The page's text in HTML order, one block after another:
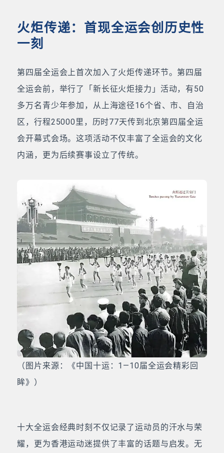
火炬传递：首现全运会创历史性
一刻
第四届全运会上首次加入了火炬传递环节。第四届
全运会前，举行了「新长征火炬接力」活动，有50
多万名青少年参加，从上海途径16个省、市、自治
区，行程25000里，历时77天传到北京第四届全运
会开幕式会场。这项活动不仅丰富了全运会的文化
内涵，更为后续赛事设立了传统。
（图片来源：《中国十运：1—10届全运会精彩回
眸》）
十大全运会经典时刻不仅记录了运动员的汗水与荣
耀，更为香港运动迷提供了丰富的话题与启发。无